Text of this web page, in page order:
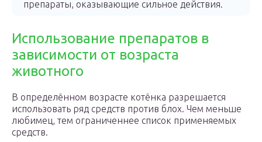
препараты, оказывающие сильное действия.
Использование препаратов в
зависимости от возраста
животного
В определённом возрасте котёнка разрешается
использовать ряд средств против блох. Чем меньше
любимец, тем ограниченнее список применяемых
средств.